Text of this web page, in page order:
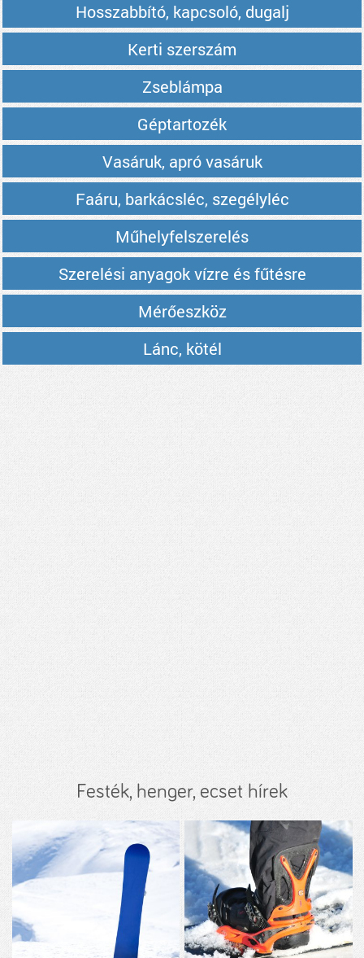
Hosszabbító, kapcsoló, dugalj
Kerti szerszám
Zseblámpa
Géptartozék
Vasáruk, apró vasáruk
Faáru, barkácsléc, szegélyléc
Műhelyfelszerelés
Szerelési anyagok vízre és fűtésre
Mérőeszköz
Lánc, kötél
Festék, henger, ecset hírek